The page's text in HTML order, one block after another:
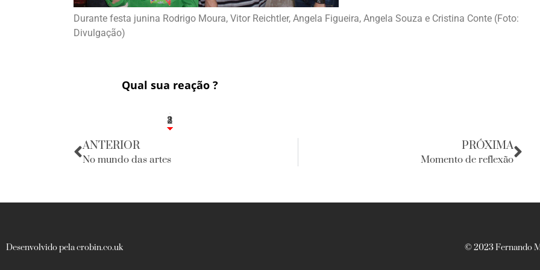
Durante festa junina Rodrigo Moura, Vitor Reichtler, Angela Figueira, Angela Souza e Cristina Conte (Foto:
Divulgação)
Qual sua reação ?
1
2
8
ANTERIOR
No mundo das artes
PRÓXIMA
Momento de reflexão
Desenvolvido pela crobin.co.uk © 2023 Fernando